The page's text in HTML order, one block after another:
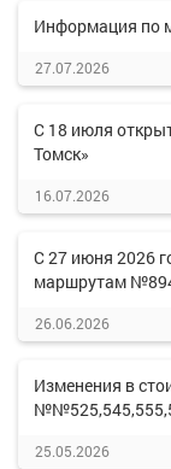
Информация по
27.07.2026
С 18 июля
Томск»
16.07.2026
С 27 июня 2026
маршрутам
26.06.2026
Изменения в
25.05.2026